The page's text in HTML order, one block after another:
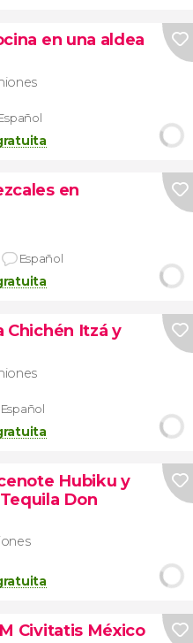
en una aldea
en
Español
Chichén Itzá y
Español
Hubiku y
Don
Civitatis México